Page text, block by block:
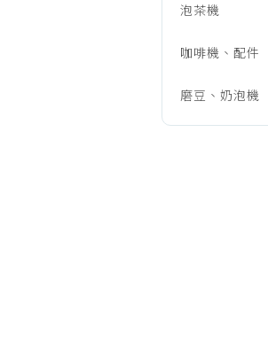
泡茶機
咖啡機、配件
磨豆、奶泡機